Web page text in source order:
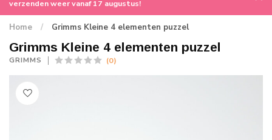
verzenden weer vanaf 17 augustus!
Home / Grimms Kleine 4 elementen puzzel
Grimms Kleine 4 elementen puzzel
GRIMMS (0)